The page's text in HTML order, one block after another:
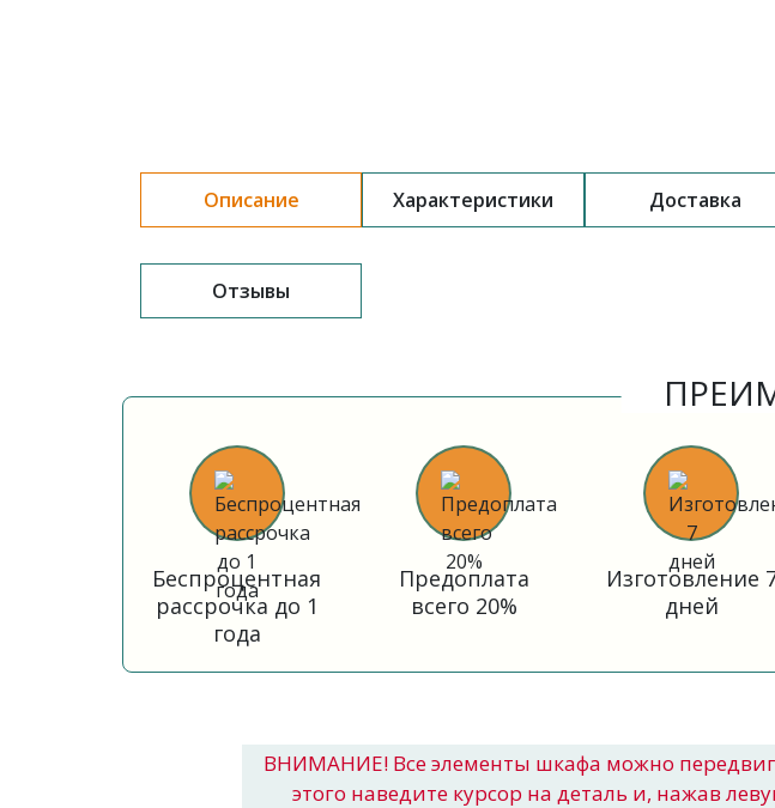
Описание Характеристики Доставка
Отзывы
Беспроцентная
рассрочка до 1
года
Предоплата
всего 20%
Изготовление
дней
ВНИМАНИЕ! Все элементы шкафа можно
этого наведите курсор на деталь и, нажав